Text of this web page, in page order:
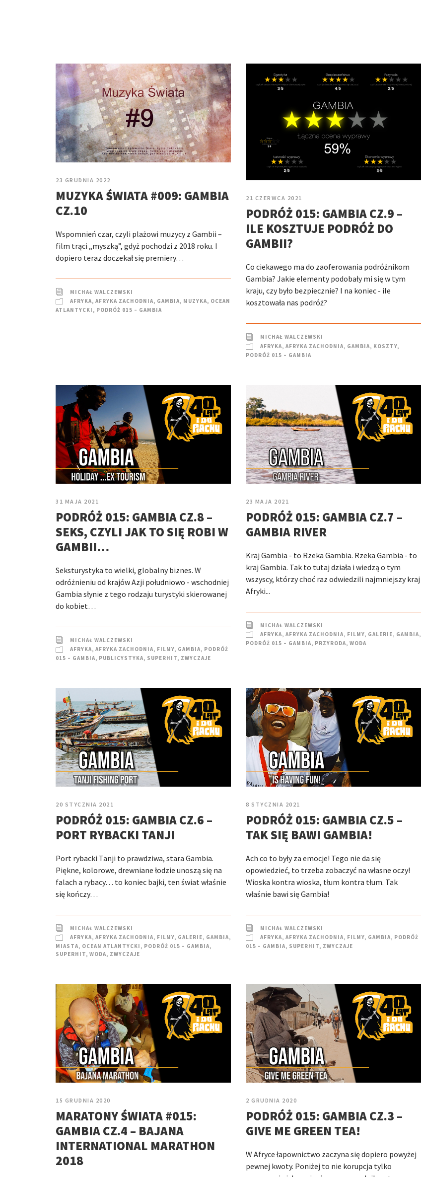
23 GRUDNIA 2022
MUZYKA ŚWIATA #009: GAMBIA
CZ.10
Wspomnień czar, czyli plażowi muzycy z Gambii –
film trąci „myszką”, gdyż pochodzi z 2018 roku. I
dopiero teraz doczekał się premiery…
MICHAŁ WALCZEWSKI
AFRYKA, AFRYKA ZACHODNIA, GAMBIA, MUZYKA, OCEAN
ATLANTYCKI , PODRÓŻ 015 – GAMBIA
21 CZERWCA 2021
PODRÓŻ 015: GAMBIA CZ.9 –
ILE KOSZTUJE PODRÓŻ DO
GAMBII?
Co ciekawego ma do zaoferowania podróżnikom
Gambia? Jakie elementy podobały mi się w tym
kraju, czy było bezpiecznie? I na koniec - ile
kosztowała nas podróż?
MICHAŁ WALCZEWSKI
AFRYKA, AFRYKA ZACHODNIA, GAMBIA, KOSZTY,
PODRÓŻ 015 – GAMBIA
31 MAJA 2021
PODRÓŻ 015: GAMBIA CZ.8 –
SEKS, CZYLI JAK TO SIĘ ROBI W
GAMBII…
Seksturystyka to wielki, globalny biznes. W
odróżnieniu od krajów Azji południowo - wschodniej
Gambia słynie z tego rodzaju turystyki skierowanej
do kobiet…
MICHAŁ WALCZEWSKI
AFRYKA, AFRYKA ZACHODNIA, FILMY, GAMBIA, PODRÓŻ
015 – GAMBIA, PUBLICYSTYKA, SUPERHIT, ZWYCZAJE
23 MAJA 2021
PODRÓŻ 015: GAMBIA CZ.7 –
GAMBIA RIVER
Kraj Gambia - to Rzeka Gambia. Rzeka Gambia - to
kraj Gambia. Tak to tutaj działa i wiedzą o tym
wszyscy, którzy choć raz odwiedzili najmniejszy kraj
Afryki...
MICHAŁ WALCZEWSKI
AFRYKA, AFRYKA ZACHODNIA, FILMY, GALERIE, GAMBIA,
PODRÓŻ 015 – GAMBIA, PRZYRODA, WODA
20 STYCZNIA 2021
PODRÓŻ 015: GAMBIA CZ.6 –
PORT RYBACKI TANJI
Port rybacki Tanji to prawdziwa, stara Gambia.
Piękne, kolorowe, drewniane łodzie unoszą się na
falach a rybacy… to koniec bajki, ten świat właśnie
się kończy…
MICHAŁ WALCZEWSKI
AFRYKA, AFRYKA ZACHODNIA, FILMY, GALERIE, GAMBIA,
MIASTA, OCEAN ATLANTYCKI , PODRÓŻ 015 – GAMBIA,
SUPERHIT, WODA, ZWYCZAJE
8 STYCZNIA 2021
PODRÓŻ 015: GAMBIA CZ.5 –
TAK SIĘ BAWI GAMBIA!
Ach co to były za emocje! Tego nie da się
opowiedzieć, to trzeba zobaczyć na własne oczy!
Wioska kontra wioska, tłum kontra tłum. Tak
właśnie bawi się Gambia!
MICHAŁ WALCZEWSKI
AFRYKA, AFRYKA ZACHODNIA, FILMY, GAMBIA, PODRÓŻ
015 – GAMBIA, SUPERHIT, ZWYCZAJE
15 GRUDNIA 2020
MARATONY ŚWIATA #015:
GAMBIA CZ.4 – BAJANA
INTERNATIONAL MARATHON
2018
2 GRUDNIA 2020
PODRÓŻ 015: GAMBIA CZ.3 –
GIVE ME GREEN TEA!
W Afryce łapownictwo zaczyna się dopiero powyżej
pewnej kwoty. Poniżej to nie korupcja tylko